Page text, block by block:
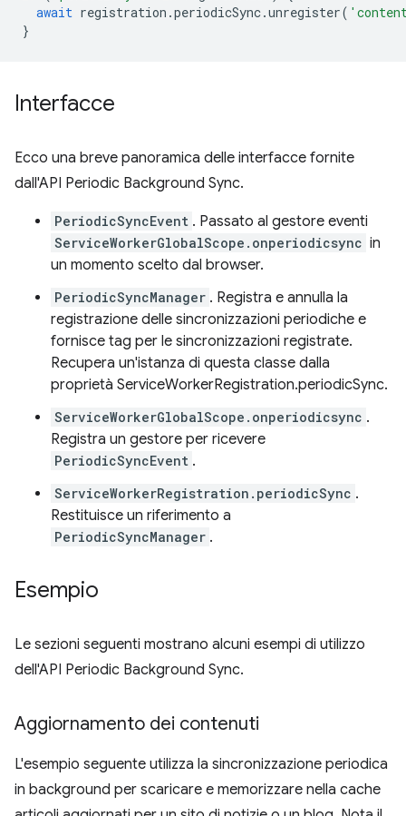
await registration .periodicSync.unregister(
}
Interfacce
Ecco una breve panoramica delle interfacce fornite
dall'API Periodic Background Sync.
PeriodicSyncEvent . Passato al gestore eventi
ServiceWorkerGlobalScope.onperiodicsync in
un momento scelto dal browser.
PeriodicSyncManager . Registra e annulla la
registrazione delle sincronizzazioni periodiche e
fornisce tag per le sincronizzazioni registrate.
Recupera un'istanza di questa classe dalla
proprietà ServiceWorkerRegistration.periodicSync.
ServiceWorkerGlobalScope.onperiodicsync .
Registra un gestore per ricevere
PeriodicSyncEvent .
ServiceWorkerRegistration.periodicSync .
Restituisce un riferimento a
PeriodicSyncManager .
Esempio
Le sezioni seguenti mostrano alcuni esempi di utilizzo
dell'API Periodic Background Sync.
Aggiornamento dei contenuti
L'esempio seguente utilizza la sincronizzazione periodica
in background per scaricare e memorizzare nella cache